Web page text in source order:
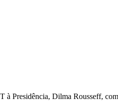
Presidência, Dilma Rousseff,